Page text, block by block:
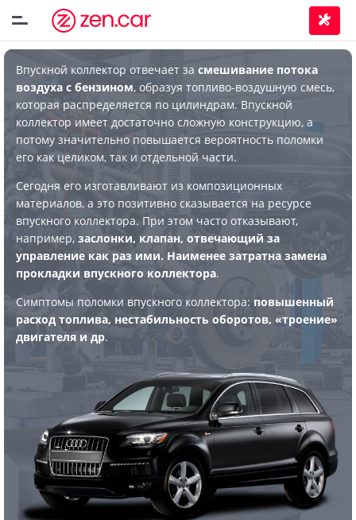
Впускной коллектор отвечает за смешивание потока
воздуха с бензином, образуя топливо-воздушную смесь,
которая распределяется по цилиндрам. Впускной
коллектор имеет достаточно сложную конструкцию, а
потому значительно повышается вероятность поломки
его как целиком, так и отдельной части.
Сегодня его изготавливают из композиционных
материалов, а это позитивно сказывается на ресурсе
впускного коллектора. При этом часто отказывают,
например, заслонки, клапан, отвечающий за
управление как раз ими. Наименее затратна замена
прокладки впускного коллектора.
Симптомы поломки впускного коллектора: повышенный
расход топлива, нестабильность оборотов, «троение»
двигателя и др.